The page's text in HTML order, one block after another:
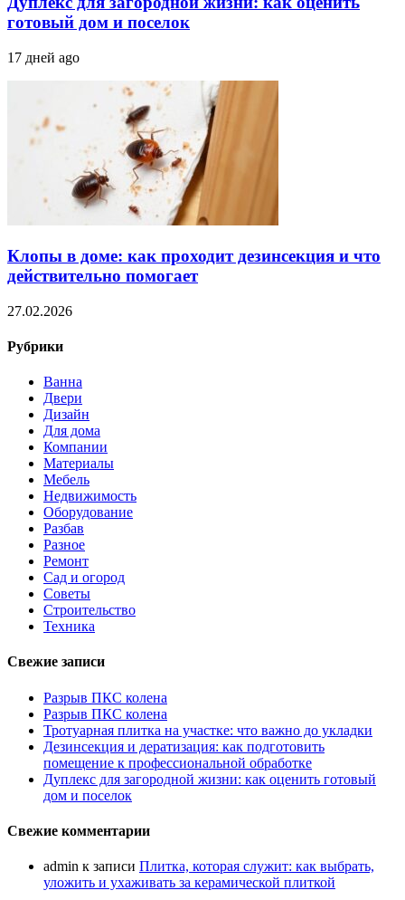
готовый дом и поселок
17 дней ago
Клопы в доме: как проходит дезинсекция и что
действительно помогает
27.02.2026
Рубрики
Ванна
Двери
Дизайн
Для дома
Компании
Материалы
Мебель
Недвижимость
Оборудование
Разбав
Разное
Ремонт
Сад и огород
Советы
Строительство
Техника
Свежие записи
Разрыв ПКС колена
Разрыв ПКС колена
Тротуарная плитка на участке: что важно до укладки
Дезинсекция и дератизация: как подготовить
помещение к профессиональной обработке
Дуплекс для загородной жизни: как оценить готовый
дом и поселок
Свежие комментарии
admin к записи Плитка, которая служит: как выбрать,
уложить и ухаживать за керамической плиткой